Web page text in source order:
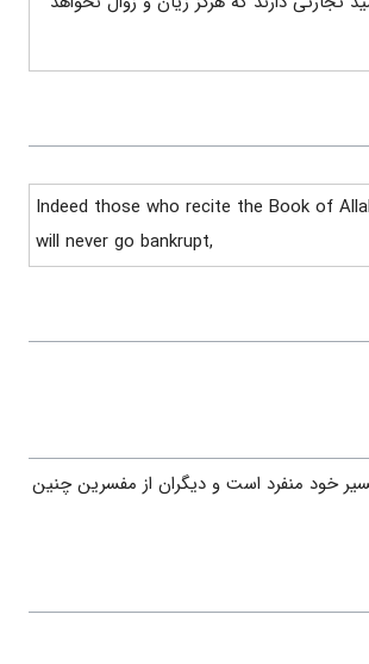
Indeed those who recite the Book of
will never go bankrupt,
خود منفرد است و دیگران از مفسرین چنین